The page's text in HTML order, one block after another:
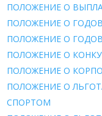
ПОЛОЖЕНИЕ О
ПОЛОЖЕНИЕ О
ПОЛОЖЕНИЕ О
ПОЛОЖЕНИЕ О
ПОЛОЖЕНИЕ О
ПОЛОЖЕНИЕ О
СПОРТОМ